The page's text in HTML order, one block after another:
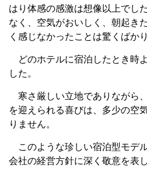
はり体感の感激は想像以上でし
なく、空気がおいしく、朝起き
く感じなかったことは驚くばか
どのホテルに宿泊したとき時
した。
寒さ厳しい立地でありながら
を迎えられる喜びは、多少の空
りません。
このような珍しい宿泊型モデ
会社の経営方針に深く敬意を表